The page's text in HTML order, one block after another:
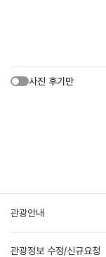
사진 후기만
관광안내
관광정보 수정/신규요청